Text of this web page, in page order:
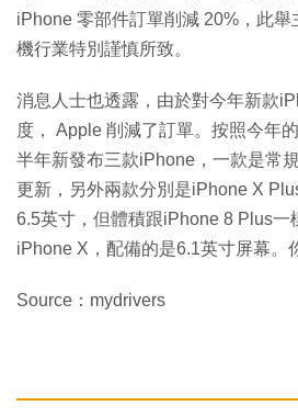
iPhone 零部件訂單削減 20%，此
機行業特別謹慎所致。
消息人士也透露，由於對今年新款
度， Apple 削減了訂單。按照今年
半年新發布三款iPhone，一款是常
更新，另外兩款分別是iPhone X
6.5英寸，但體積跟iPhone 8 Plus一
iPhone X，配備的是6.1英寸屏幕。
Source：mydrivers